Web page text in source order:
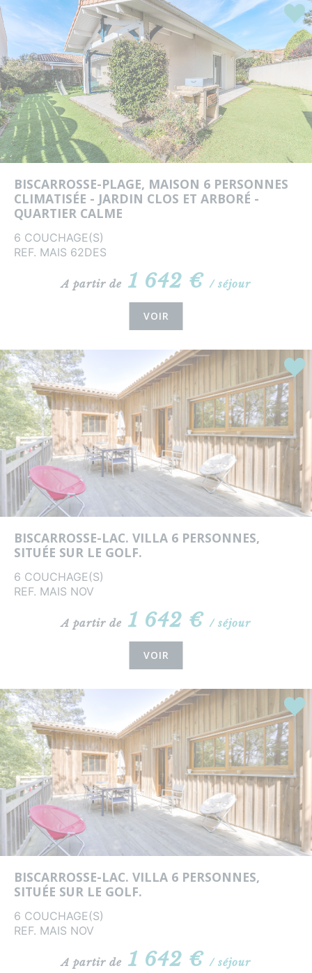
BISCARROSSE-PLAGE, MAISON 6 PERSONNES
CLIMATISÉE - JARDIN CLOS ET ARBORÉ -
QUARTIER CALME
6 COUCHAGE(S)
REF. MAIS 62DES
A partir de 1 642 €/ séjour
VOIR
BISCARROSSE-LAC. VILLA 6 PERSONNES,
SITUÉE SUR LE GOLF.
6 COUCHAGE(S)
REF. MAIS NOV
A partir de 1 642 €/ séjour
VOIR
BISCARROSSE-LAC. VILLA 6 PERSONNES,
SITUÉE SUR LE GOLF.
6 COUCHAGE(S)
REF. MAIS NOV
A partir de 1 642 €/ séjour